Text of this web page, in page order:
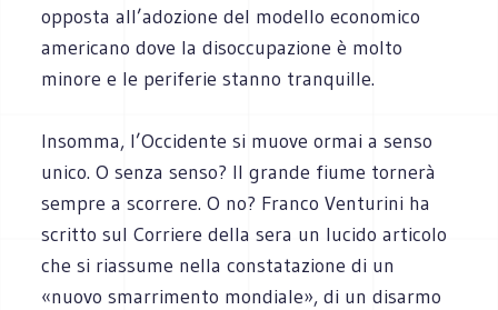
opposta all’adozione del modello economico
americano dove la disoccupazione è molto
minore e le periferie stanno tranquille.
Insomma, l’Occidente si muove ormai a senso
unico. O senza senso? Il grande fiume tornerà
sempre a scorrere. O no? Franco Venturini ha
scritto sul Corriere della sera un lucido articolo
che si riassume nella constatazione di un
«nuovo smarrimento mondiale», di un disarmo